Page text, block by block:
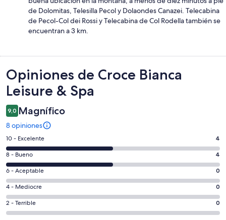
de Dolomitas, Telesilla Pecol y Dolaondes Canazei. Telecabina
de Pecol-Col dei Rossi y Telecabina de Col Rodella también se
encuentran a 3 km.
Opiniones
Opiniones de Croce Bianca
Leisure & Spa
9,0 Magnífico
8 opiniones
Evaluación:
10
-
Excelente.
4
de
8
opiniones
10 - Excelente 4
Evaluación:
8
-
Bueno.
4
de
8 - Bueno 4
Evaluación:
6
-
Aceptable.
0
6 - Aceptable 0
Evaluación:
4
-
4 - Mediocre 0
Evaluación:
2
2 - Terrible 0